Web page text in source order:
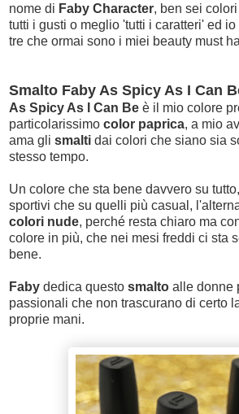
nome di Faby Character, ben sei
tutti i gusti o meglio 'tutti i caratteri' ed
tre che ormai sono i miei beauty must
Smalto Faby As Spicy As I Can
As Spicy As I Can Be è il mio colore
particolarissimo color paprica, a mio
ama gli smalti dai colori che siano sia
stesso tempo.
Un colore che sta bene davvero su
sportivi che su quelli più casual,
colori nude, perché resta chiaro ma
colore in più, che nei mesi freddi ci sta
bene.
Faby dedica questo smalto alle donne
passionali che non trascurano di certo
proprie mani.